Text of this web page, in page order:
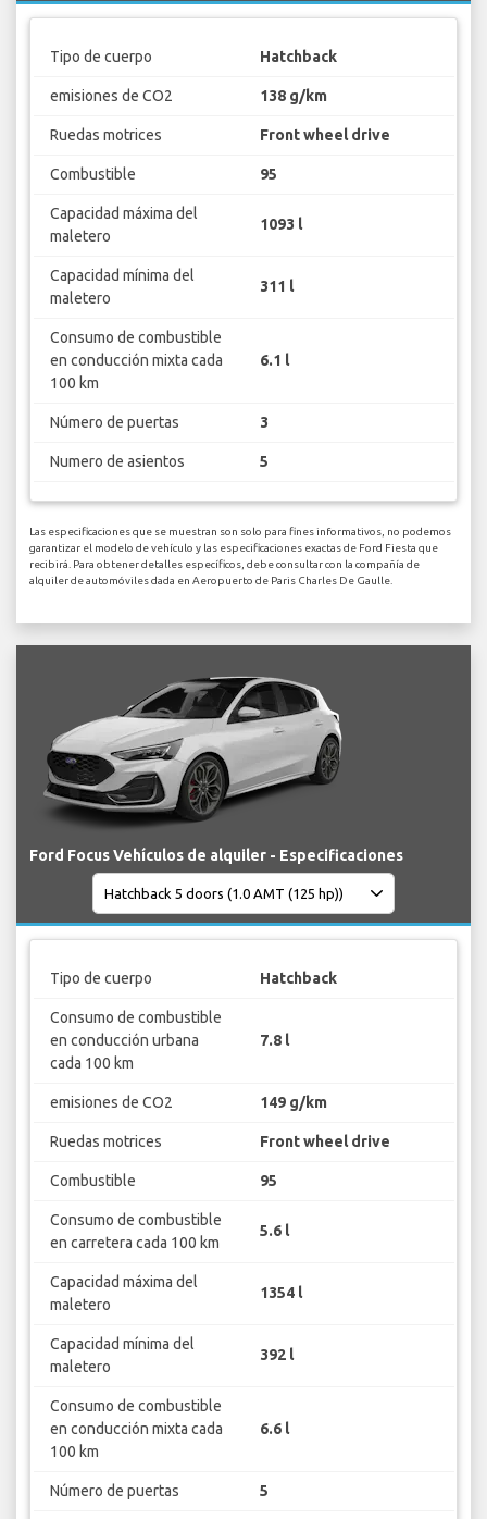
Tipo de cuerpo Hatchback
emisiones de CO2 138 g/km
Ruedas motrices Front wheel drive
Combustible 95
Capacidad máxima del
maletero
1093 l
Capacidad mínima del
maletero
311 l
Consumo de combustible
en conducción mixta cada
100 km
6.1 l
Número de puertas 3
Numero de asientos 5
Las especificaciones que se muestran son solo para fines informativos, no podemos
garantizar el modelo de vehículo y las especificaciones exactas de Ford Fiesta que
recibirá. Para obtener detalles específicos, debe consultar con la compañía de
alquiler de automóviles dada en Aeropuerto de Paris Charles De Gaulle.
Ford Focus Vehículos de alquiler - Especificaciones
Tipo de cuerpo Hatchback
Consumo de combustible
en conducción urbana
cada 100 km
7.8 l
emisiones de CO2 149 g/km
Ruedas motrices Front wheel drive
Combustible 95
Consumo de combustible
en carretera cada 100 km
5.6 l
Capacidad máxima del
maletero
1354 l
Capacidad mínima del
maletero
392 l
Consumo de combustible
en conducción mixta cada
100 km
6.6 l
Número de puertas 5